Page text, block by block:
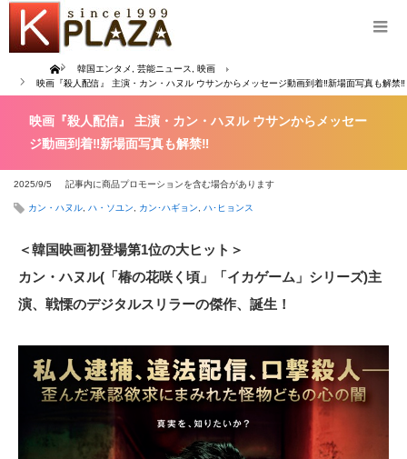
Home 韓国エンタメ 芸能ニュース
映画
映画『殺人配信』 主演・カン・ハヌル ウサンからメッセージ動画到着‼新場面写真も解禁‼
映画『殺人配信』 主演・カン・ハヌル ウサンからメッセー
ジ動画到着‼新場面写真も解禁‼
2025/9/5 記事内に商品プロモーションを含む場合があります
カン・ハヌル ハ・ソユン カン･ハギョン ハ･ヒョンス
＜韓国映画初登場第1位の大ヒット＞
カン・ハヌル(「椿の花咲く頃」「イカゲーム」シリーズ)主
演、戦慄のデジタルスリラーの傑作、誕生！